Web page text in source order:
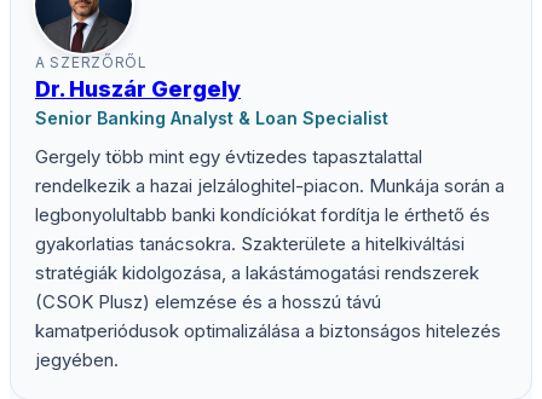
A SZERZŐRŐL
Dr. Huszár Gergely
Senior Banking Analyst & Loan Specialist
Gergely több mint egy évtizedes tapasztalattal
rendelkezik a hazai jelzáloghitel-piacon. Munkája során a
legbonyolultabb banki kondíciókat fordítja le érthető és
gyakorlatias tanácsokra. Szakterülete a hitelkiváltási
stratégiák kidolgozása, a lakástámogatási rendszerek
(CSOK Plusz) elemzése és a hosszú távú
kamatperiódusok optimalizálása a biztonságos hitelezés
jegyében.